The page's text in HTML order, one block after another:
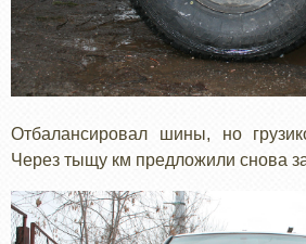
Отбалансировал шины, но
Через тыщу км предложили снова